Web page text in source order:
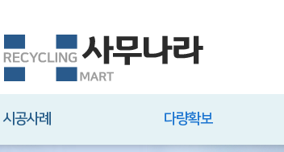
시공사례 다량확보